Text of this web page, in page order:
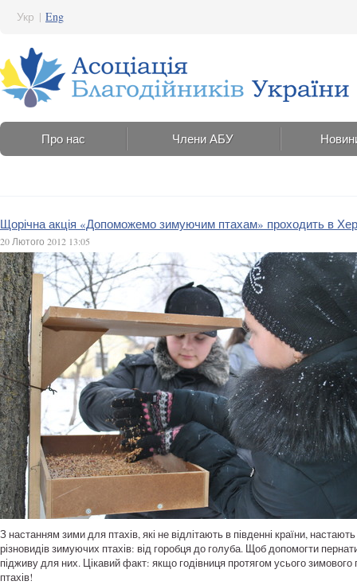
Укр | Eng
Про нас Члени АБУ
Щорічна акція «Допоможемо зимуючим птахам» проходить в
20 Лютого 2012 13:05
З настанням зими для птахів, які не відлітають в південні країни,
різновидів зимуючих птахів: від горобця до голуба. Щоб допомогти
підживу для них. Цікавий факт: якщо годівниця протягом усього
птахів!